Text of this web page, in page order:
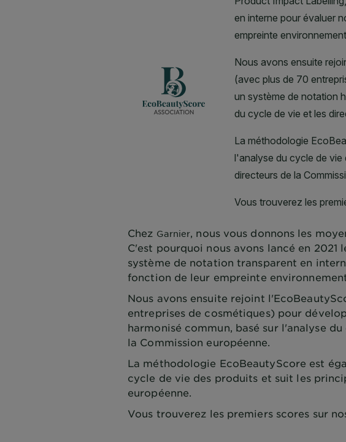
Chez Garnier, nous vous donnons les
C'est pourquoi nous avons lancé en
système de notation transparent en
fonction de leur empreinte
Nous avons ensuite rejoint
entreprises de cosmétiques) pour
harmonisé commun, basé sur l'analyse
la Commission européenne.
La méthodologie EcoBeautyScore est
cycle de vie des produits et suit les
européenne.
Vous trouverez les premiers scores sur